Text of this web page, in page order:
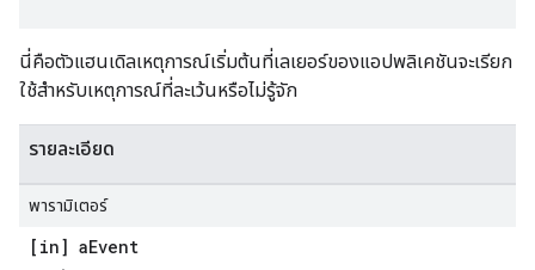
นี่คือตัวแฮนเดิลเหตุการณ์เริ่มต้นที่เลเยอร์ของแอปพลิเคชันจะเรียก
ใช้สำหรับเหตุการณ์ที่ละเว้นหรือไม่รู้จัก
รายละเอียด
พารามิเตอร์
[in] aEvent